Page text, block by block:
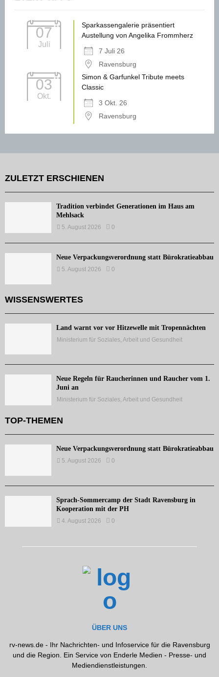
07
Juli
Sparkassengalerie präsentiert
Austellung von Angelika Frommherz
7 Juli 26
Ravensburg
03
Okt.
Simon & Garfunkel Tribute meets
Classic
3 Okt. 26
Ravensburg
ZULETZT ERSCHIENEN
Tradition verbindet Generationen im Haus am
Mehlsack
5. August 2026 0
Neue Verpackungsverordnung statt Bürokratieabbau
5. August 2026 0
WISSENSWERTES
Land warnt vor vor Hitzewelle mit Tropennächten
Ministerium für Soziales, Arbeit und Gesundheit
Neue Regeln für Raucherinnen und Raucher vom 1.
Juni an
Ministerium für Soziales, Arbeit und Gesundheit
TOP-THEMEN
Neue Verpackungsverordnung statt Bürokratieabbau
5. August 2026 0
Sprach-Sommercamp der Stadt Ravensburg in
Kooperation mit der PH
4. August 2026 0
ÜBER UNS
rv-news.de - Ihr Nachrichten- und Infoservice für die Ravensburg
und die Region. Ein Service von Enderle Medien - Presse- und
Mediendienstleistungen.